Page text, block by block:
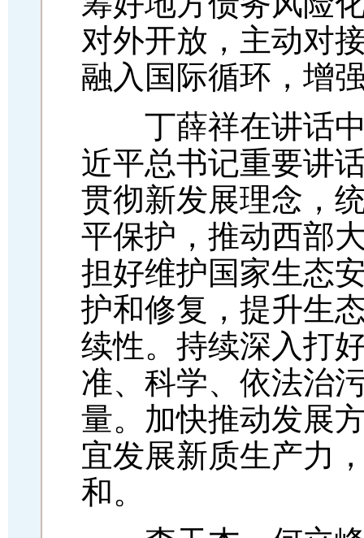
对外开放，主动对
融入国际循环，增
丁薛祥在讲话中
近平总书记重要讲
贯彻新发展理念，
平保护，推动西部
担好维护国家生态
护和修复，提升生
续性。持续深入打
准、科学、依法治
量。加快推动发展
宜发展新质生产力
和。